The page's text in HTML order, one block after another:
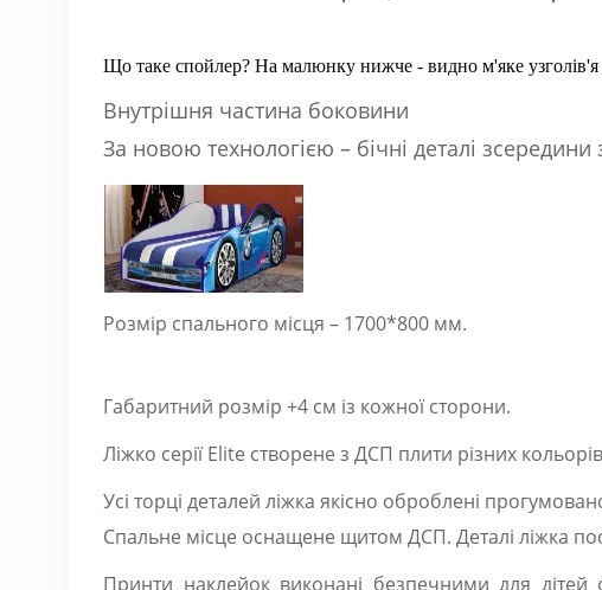
Що таке спойлер? На малюнку нижче - видно м'яке узголів'я
Внутрішня частина боковини
За новою технологією – бічні деталі
Розмір спального місця – 1700*800 мм.
Габаритний розмір +4 см із кожної сторони.
Ліжко серії Elite створене з ДСП плити різних
Усі торці деталей ліжка якісно оброблені
Спальне місце оснащене щитом ДСП. Деталі ліжка
Принти наклейок виконані безпечними для